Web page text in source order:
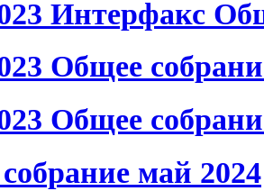
Интерфакс
Общее
Общее
май 2024